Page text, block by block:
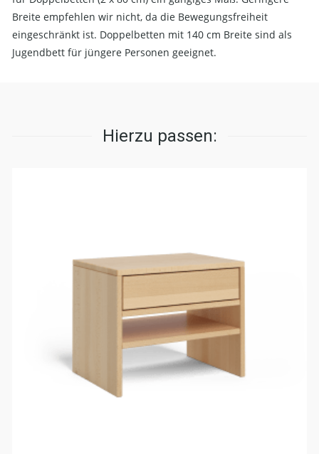
Breite empfehlen wir nicht, da die Bewegungsfreiheit
eingeschränkt ist. Doppelbetten mit 140 cm Breite sind als
Jugendbett für jüngere Personen geeignet.
Hierzu passen: